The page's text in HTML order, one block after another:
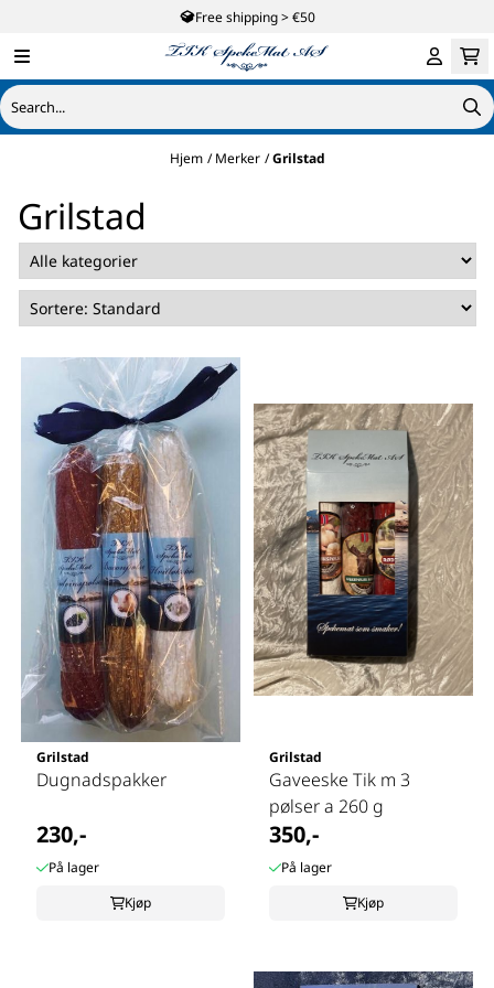
Free shipping > €50
Hjem /Merker /Grilstad
Grilstad
Grilstad
Dugnadspakker
230,-
På lager
Kjøp
Grilstad
Gaveeske Tik m 3
pølser a 260 g
350,-
På lager
Kjøp